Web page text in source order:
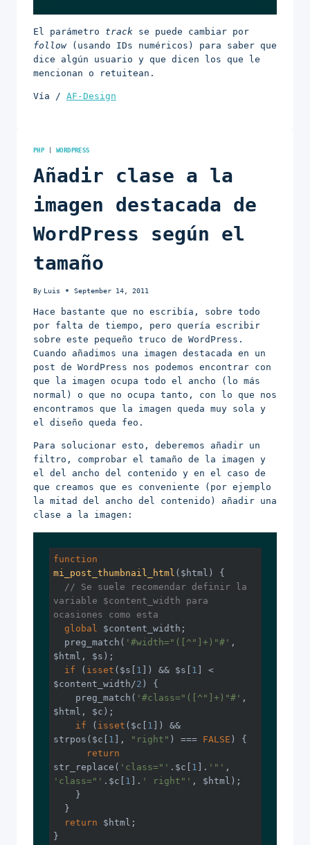
El parámetro track se puede cambiar por
follow(usando IDs numéricos) para saber que
dice algún usuario y que dicen los que le
mencionan o retuitean.
Vía / AF-Design
PHP WORDPRESS
Añadir clase a la
imagen destacada de
WordPress según el
tamaño
By Luis September 14, 2011
Hace bastante que no escribía, sobre todo
por falta de tiempo, pero quería escribir
sobre este pequeño truco de WordPress.
Cuando añadimos una imagen destacada en un
post de WordPress nos podemos encontrar con
que la imagen ocupa todo el ancho (lo más
normal) o que no ocupa tanto, con lo que nos
encontramos que la imagen queda muy sola y
el diseño queda feo.
Para solucionar esto, deberemos añadir un
filtro, comprobar el tamaño de la imagen y
el del ancho del contenido y en el caso de
que creamos que es conveniente (por ejemplo
la mitad del ancho del contenido) añadir una
clase a la imagen:
function
mi_post_thumbnail_html ($html)
{
// Se suele recomendar definir la
variable $content_width para
ocasiones como esta
global
$content_width;
  preg_match(
'#width="([^"]+)"#' ,
$html, $s);
if ( isset ($s[ 1 ]) && $s[ 1 ] <
$content_width/2 ) {
    preg_match(
'#class="([^"]+)"#' ,
$html, $c);
if ( isset ($c[ 1 ]) &&
strpos($c[ 1 ], "right" ) === FALSE ) {
return
str_replace( 'class="' .$c[ 1 ]. '"'
'class="' .$c[ 1 ]. ' right"' , $html);
return $html;
}